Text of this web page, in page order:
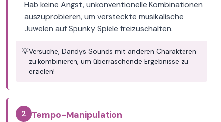
Hab keine Angst, unkonventionelle Kombinationen
auszuprobieren, um versteckte musikalische
Juwelen auf Spunky Spiele freizuschalten.
💡Versuche, Dandys Sounds mit anderen Charakteren
zu kombinieren, um überraschende Ergebnisse zu
erzielen!
2 Tempo-Manipulation